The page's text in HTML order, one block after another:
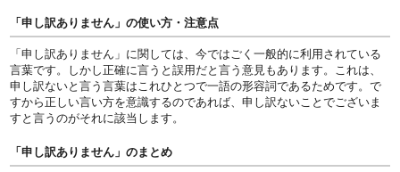
「申し訳ありません」の使い方・注意点
「申し訳ありません」に関しては、今ではごく一般的に利用されている
言葉です。しかし正確に言うと誤用だと言う意見もあります。これは、
申し訳ないと言う言葉はこれひとつで一語の形容詞であるためです。で
すから正しい言い方を意識するのであれば、申し訳ないことでございま
すと言うのがそれに該当します。
「申し訳ありません」のまとめ